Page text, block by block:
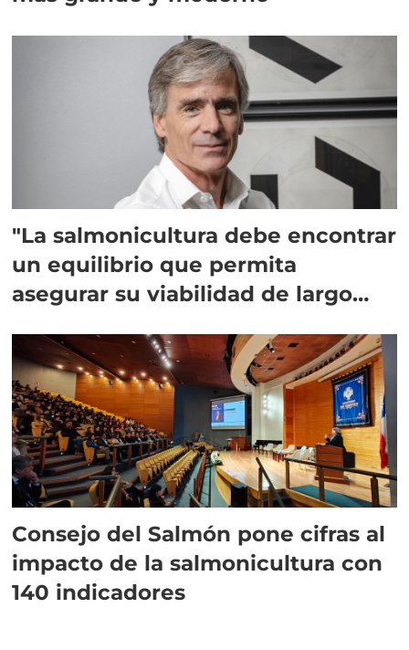
"La salmonicultura debe encontrar
un equilibrio que permita
asegurar su viabilidad de largo
Consejo del Salmón pone cifras al
impacto de la salmonicultura con
140 indicadores